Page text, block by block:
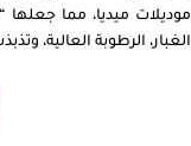
موديلات ميديا، مما جعلها
الغبار، الرطوبة العالية،